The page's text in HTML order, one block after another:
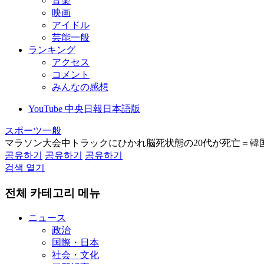
映画
アイドル
芸能一般
ランキング
アクセス
コメント
みんなの感想
YouTube 中央日報日本語版
スポーツ一般
マラソン大会中トラックにひかれ脳死状態の20代が死亡＝韓
공유하기
공유하기
공유하기
검색 열기
전체 카테고리 메뉴
ニュース
政治
国際・日本
社会・文化